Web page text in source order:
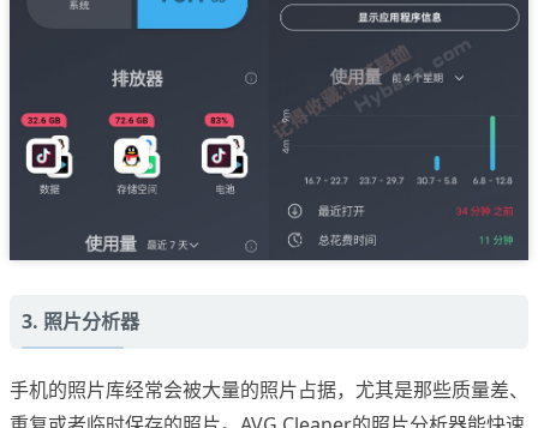
3. 照片分析器
手机的照片库经常会被大量的照片占据，尤其是那些质量差、